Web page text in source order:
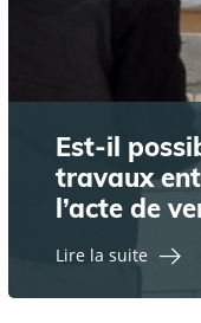
Est-il
travaux
l’acte de
Lire la suite